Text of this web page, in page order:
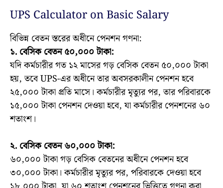
UPS Calculator on Basic Salary
বিভিন্ন বেতন স্তরের অধীনে পেনশন গণনা:
১. বেসিক বেতন ৫০,০০০ টাকা:
যদি কর্মচারীর গত ১২ মাসের গড় বেসিক বেতন ৫০,০০০ টাকা
হয়, তবে UPS-এর অধীনে তার অবসরকালীন পেনশন হবে
২৫,০০০ টাকা প্রতি মাসে। কর্মচারীর মৃত্যুর পর, তার পরিবারকে
১৫,০০০ টাকা পেনশন দেওয়া হবে, যা কর্মচারীর পেনশনের ৬০
শতাংশ।
২. বেসিক বেতন ৬০,০০০ টাকা:
৬০,০০০ টাকা গড় বেসিক বেতনের অধীনে পেনশন হবে
৩০,০০০ টাকা। কর্মচারীর মৃত্যুর পর, পরিবারকে দেওয়া হবে